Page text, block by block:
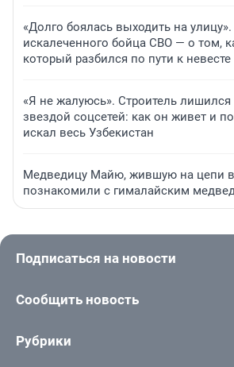
«Долго боялась выходить на
искалеченного бойца СВО — о том,
который разбился по пути к невесте
«Я не жалуюсь». Строитель лишился
звездой соцсетей: как он живет и
искал весь Узбекистан
Медведицу Майю, жившую на цепи
познакомили с гималайским
Подписаться на новости
Сообщить новость
Рубрики